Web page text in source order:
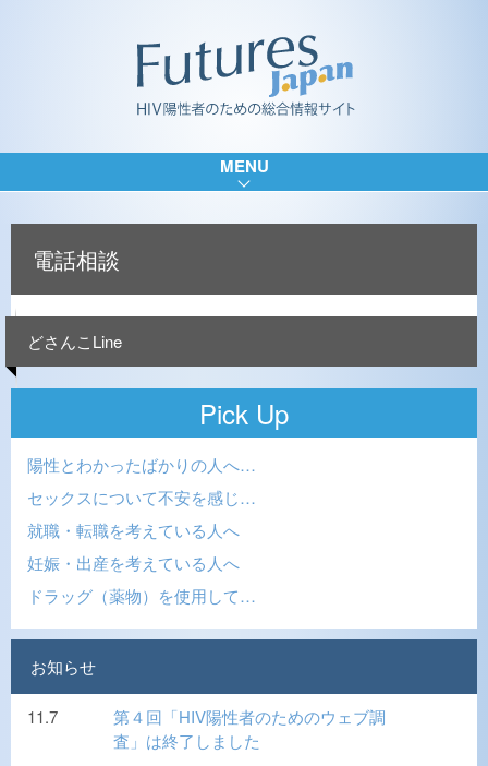
MENU
電話相談
どさんこLine
Pick Up
陽性とわかったばかりの人へ…
セックスについて不安を感じ…
就職・転職を考えている人へ
妊娠・出産を考えている人へ
ドラッグ（薬物）を使用して…
お知らせ
11.7
第４回「HIV陽性者のためのウェブ調
査」は終了しました